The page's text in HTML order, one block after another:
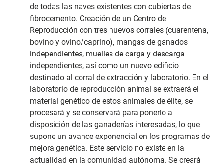
de todas las naves existentes con cubiertas de
fibrocemento. Creación de un Centro de
Reproducción con tres nuevos corrales (cuarentena,
bovino y ovino/caprino), mangas de ganados
independientes, muelles de carga y descarga
independientes, así como un nuevo edificio
destinado al corral de extracción y laboratorio. En el
laboratorio de reproducción animal se extraerá el
material genético de estos animales de élite, se
procesará y se conservará para ponerlo a
disposición de las ganaderías interesadas, lo que
supone un avance exponencial en los programas de
mejora genética. Este servicio no existe en la
actualidad en la comunidad autónoma. Se creará